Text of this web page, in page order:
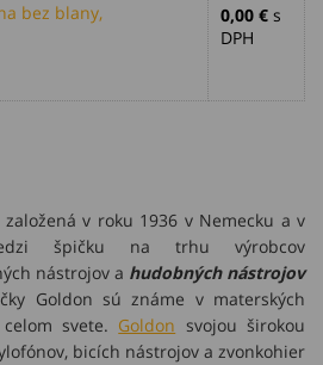
bez blany, 0,00 € s
DPH
v roku 1936 v Nemecku a v
špičku na trhu výrobcov
nástrojov a hudobných nástrojov
Goldon sú známe v materských
svete. Goldon svojou širokou
bicích nástrojov a zvonkohier